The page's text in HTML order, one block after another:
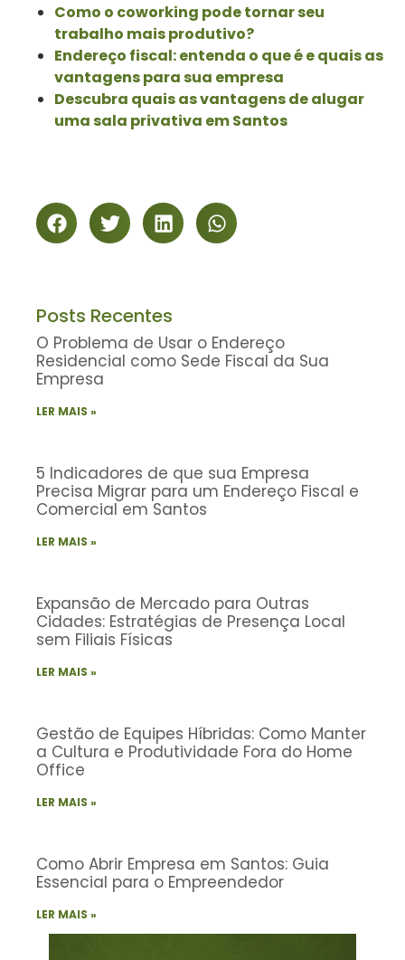
Como o coworking pode tornar seu
trabalho mais produtivo?
Endereço fiscal: entenda o que é e quais as
vantagens para sua empresa
Descubra quais as vantagens de alugar
uma sala privativa em Santos
Posts Recentes
O Problema de Usar o Endereço
Residencial como Sede Fiscal da Sua
Empresa
LER MAIS »
5 Indicadores de que sua Empresa
Precisa Migrar para um Endereço Fiscal e
Comercial em Santos
LER MAIS »
Expansão de Mercado para Outras
Cidades: Estratégias de Presença Local
sem Filiais Físicas
LER MAIS »
Gestão de Equipes Híbridas: Como Manter
a Cultura e Produtividade Fora do Home
Office
LER MAIS »
Como Abrir Empresa em Santos: Guia
Essencial para o Empreendedor
LER MAIS »